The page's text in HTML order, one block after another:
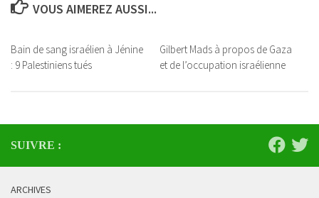
VOUS AIMEREZ AUSSI...
Bain de sang israélien à Jénine
: 9 Palestiniens tués
Gilbert Mads à propos de Gaza
et de l’occupation israélienne
SUIVRE :
ARCHIVES